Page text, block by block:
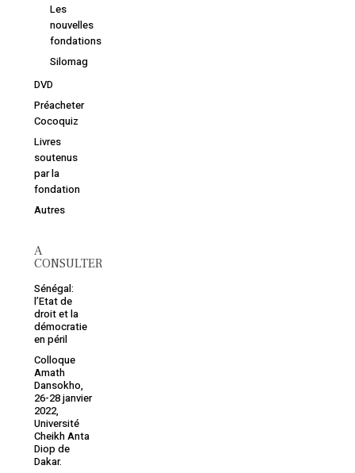
Les
nouvelles
fondations
Silomag
DVD
Préacheter
Cocoquiz
Livres
soutenus
par la
fondation
Autres
A
CONSULTER
Sénégal:
l’Etat de
droit et la
démocratie
en péril
Colloque
Amath
Dansokho,
26-28 janvier
2022,
Université
Cheikh Anta
Diop de
Dakar.